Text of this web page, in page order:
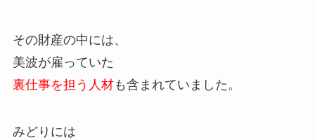
その財産の中には、
美波が雇っていた
裏仕事を担う人材も含まれていました。
みどりには